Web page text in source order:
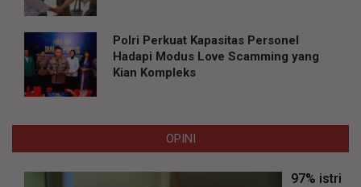
Polri Perkuat Kapasitas Personel
Hadapi Modus Love Scamming yang
Kian Kompleks
OPINI
97% istri